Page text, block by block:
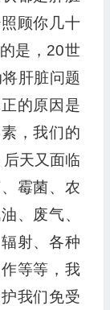
顾你几十
是，20世
肝脏问题
的原因是
，我们的
天又面临
霉菌、农
、废气、
射、各种
等等，我
我们免受